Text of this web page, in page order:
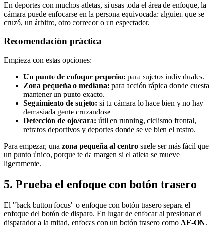
En deportes con muchos atletas, si usas toda el área de enfoque, la
cámara puede enfocarse en la persona equivocada: alguien que se
cruzó, un árbitro, otro corredor o un espectador.
Recomendación práctica
Empieza con estas opciones:
Un punto de enfoque pequeño: para sujetos individuales.
Zona pequeña o mediana: para acción rápida donde cuesta
mantener un punto exacto.
Seguimiento de sujeto: si tu cámara lo hace bien y no hay
demasiada gente cruzándose.
Detección de ojo/cara: útil en running, ciclismo frontal,
retratos deportivos y deportes donde se ve bien el rostro.
Para empezar, una zona pequeña al centro suele ser más fácil que
un punto único, porque te da margen si el atleta se mueve
ligeramente.
5. Prueba el enfoque con botón trasero
El "back button focus" o enfoque con botón trasero separa el
enfoque del botón de disparo. En lugar de enfocar al presionar el
disparador a la mitad, enfocas con un botón trasero como AF-ON.